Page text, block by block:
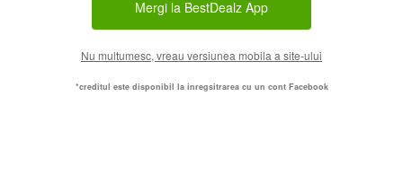
Mergi la BestDealz App
Nu multumesc, vreau versiunea mobila a site-ului
*creditul este disponibil la inregsitrarea cu un cont Facebook